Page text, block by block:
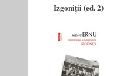
Izgoniții (ed. 2)